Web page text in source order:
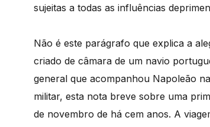
sujeitas a todas as influências
Não é este parágrafo que explica a
criado de câmara de um navio
general que acompanhou Napoleão
militar, esta nota breve sobre uma
de novembro de há cem anos. A